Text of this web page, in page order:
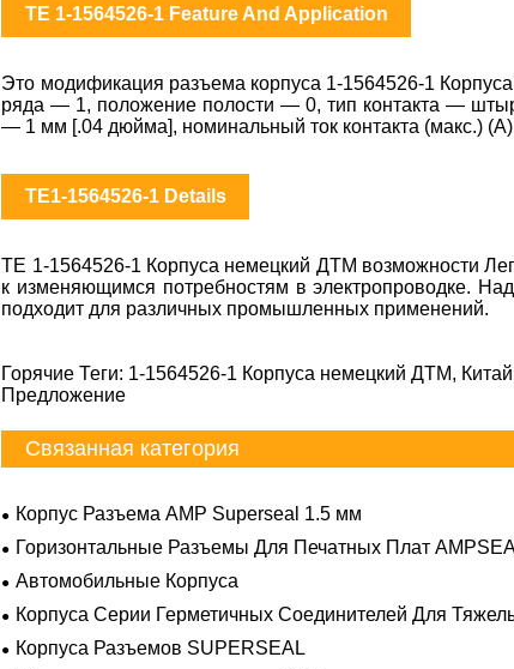
TE 1-1564526-1 Feature And Application
Это модификация разъема корпуса 1-1564526-1
ряда — 1, положение полости — 0, тип контакта —
— 1 мм [.04 дюйма], номинальный ток контакта (макс.)
TE1-1564526-1 Details
TE 1-1564526-1 Корпуса немецкий ДТМ возможности
к изменяющимся потребностям в электропроводке.
подходит для различных промышленных применений.
Горячие Теги: 1-1564526-1 Корпуса немецкий ДТМ,
Предложение
Связанная категория
Корпус Разъема AMP Superseal 1.5 мм
Горизонтальные Разъемы Для Печатных Плат
Автомобильные Корпуса
Корпуса Серии Герметичных Соединителей Для
Условий Эксплуатации
Корпуса Разъемов SUPERSEAL